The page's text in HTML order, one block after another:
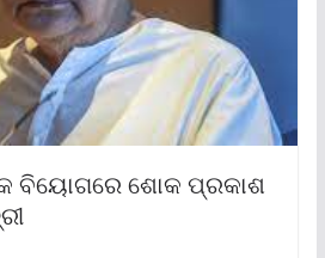
ବିୟୋଗରେ ଶୋକ ପ୍ରକାଶ